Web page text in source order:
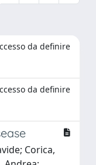
da definire
da definire
Corica,